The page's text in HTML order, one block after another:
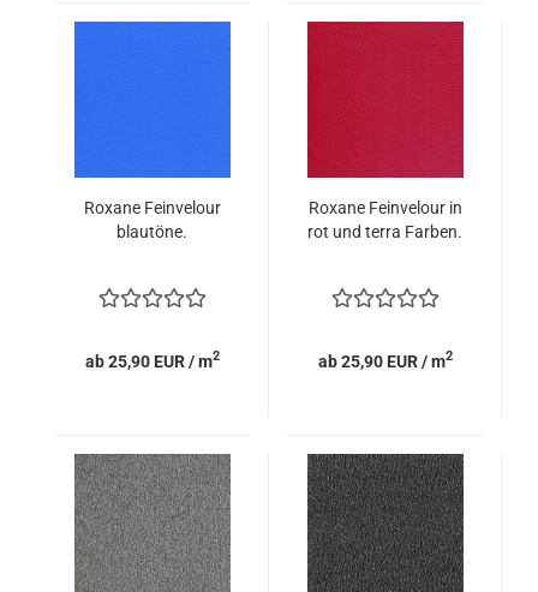
Roxane Feinvelour
blautöne.
ab 25,90 EUR / m2
Roxane Feinvelour in
rot und terra Farben.
ab 25,90 EUR / m2